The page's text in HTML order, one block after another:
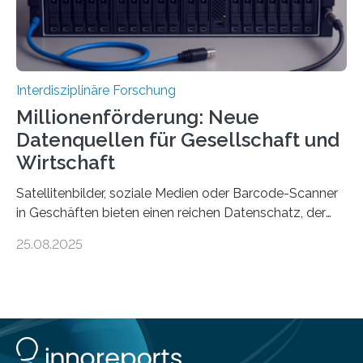
Interdisziplinäre Forschung
Millionenförderung: Neue
Datenquellen für Gesellschaft und
Wirtschaft
Satellitenbilder, soziale Medien oder Barcode-Scanner
in Geschäften bieten einen reichen Datenschatz, der
wird. Neue KI-gestützte Methoden helfen hier bei der
Kompetenzzentrum genannt „Societal Observatory
Using Novel Data Sources (SOUNDS)“ gebündelt
25.08.2025